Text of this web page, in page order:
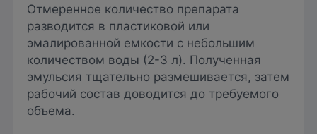
Отмеренное количество препарата
разводится в пластиковой или
эмалированной емкости с небольшим
количеством воды (2-3 л). Полученная
эмульсия тщательно размешивается, затем
рабочий состав доводится до требуемого
объема.